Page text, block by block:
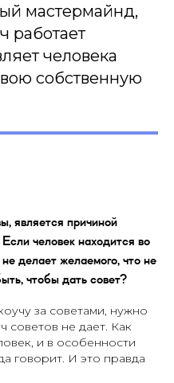
мастермайнд,
работает
человека
собственную
является причиной
человек находится во
делает желаемого, что не
чтобы дать совет?
за советами, нужно
советов не дает. Как
и в особенности
говорит. И это правда